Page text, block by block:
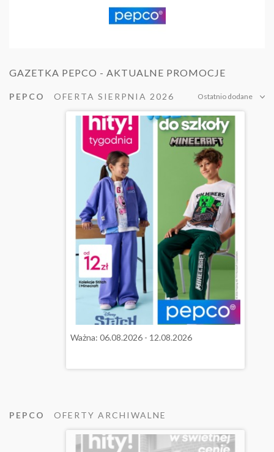
GAZETKA PEPCO - AKTUALNE PROMOCJE
Ostatnio dodane
PEPCO OFERTA SIERPNIA 2026
Ważna: 06.08.2026 - 12.08.2026
PEPCO OFERTY ARCHIWALNE